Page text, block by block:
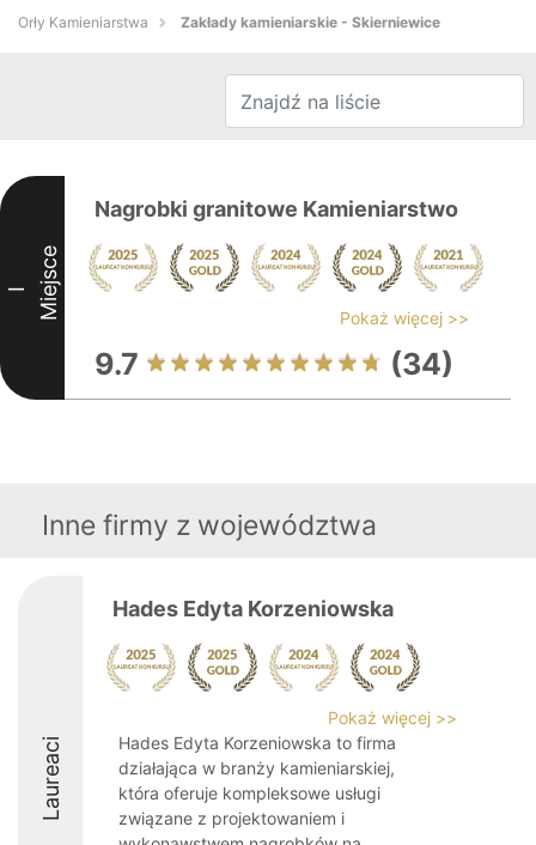
Orły Kamieniarstwa Zakłady kamieniarskie - Skierniewice
I Miejsce
Nagrobki granitowe Kamieniarstwo
Pokaż więcej >>
9.7 (34)
Inne firmy z województwa
Laureaci
Hades Edyta Korzeniowska
Pokaż więcej >>
Hades Edyta Korzeniowska to firma
działająca w branży kamieniarskiej,
która oferuje kompleksowe usługi
związane z projektowaniem i